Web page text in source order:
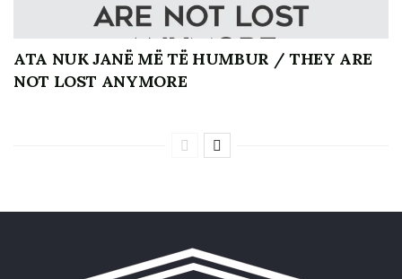
ATA NUK JANË MË TË HUMBUR / THEY ARE
NOT LOST ANYMORE